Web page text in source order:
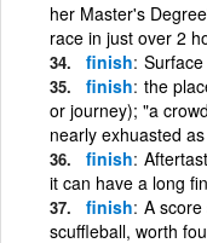
her Master's
race in just over 2
finish
finish the
or journey); "a
nearly exhuasted
finish
it can have a long
finish A
scuffleball, worth